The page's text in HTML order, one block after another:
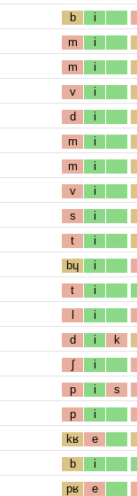
b i
m i
m i
v i
d i
m i
m i
v i
s i
t i
bɥ i
t i
l i
d i k
ʃ i
p i s
p i
kʁ e
b i
pʁ e